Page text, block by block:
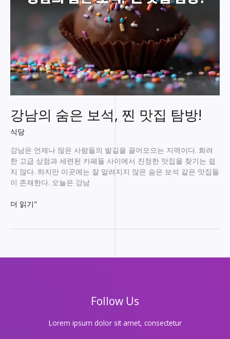
강남의 숨은 보석, 찐 맛집 탐방!
식당
강남은 언제나 많은 사람들의 발길을 끌어모으는 지역이다. 화려
한 고급 상점과 세련된 카페들 사이에서 진정한 맛집을 찾기는 쉽
지 않다. 하지만 이곳에는 잘 알려지지 않은 숨은 보석 같은 맛집들
이 존재한다. 오늘은 강남
강
보
더 읽기"
Follow Us
Lorem ipsum dolor sit amet, consectetur